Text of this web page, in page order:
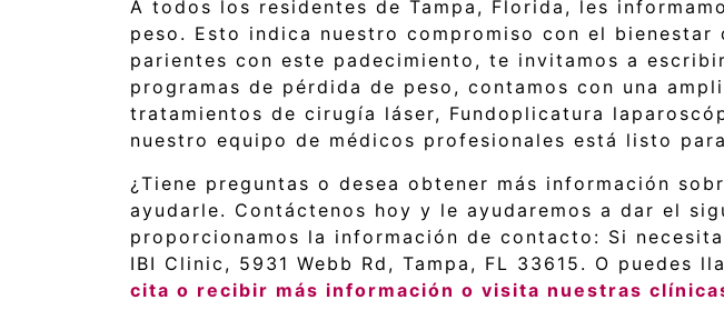
A todos los residentes de Tampa, Florida, les
peso. Esto indica nuestro compromiso con el
parientes con este padecimiento, te invitamos a
programas de pérdida de peso, contamos con una
tratamientos de cirugía láser, Fundoplicatura
nuestro equipo de médicos profesionales está listo
¿Tiene preguntas o desea obtener más información
ayudarle. Contáctenos hoy y le ayudaremos a dar el
proporcionamos la información de contacto: Si
IBI Clinic, 5931 Webb Rd, Tampa, FL 33615. O puedes
cita o recibir más información o visita nuestras